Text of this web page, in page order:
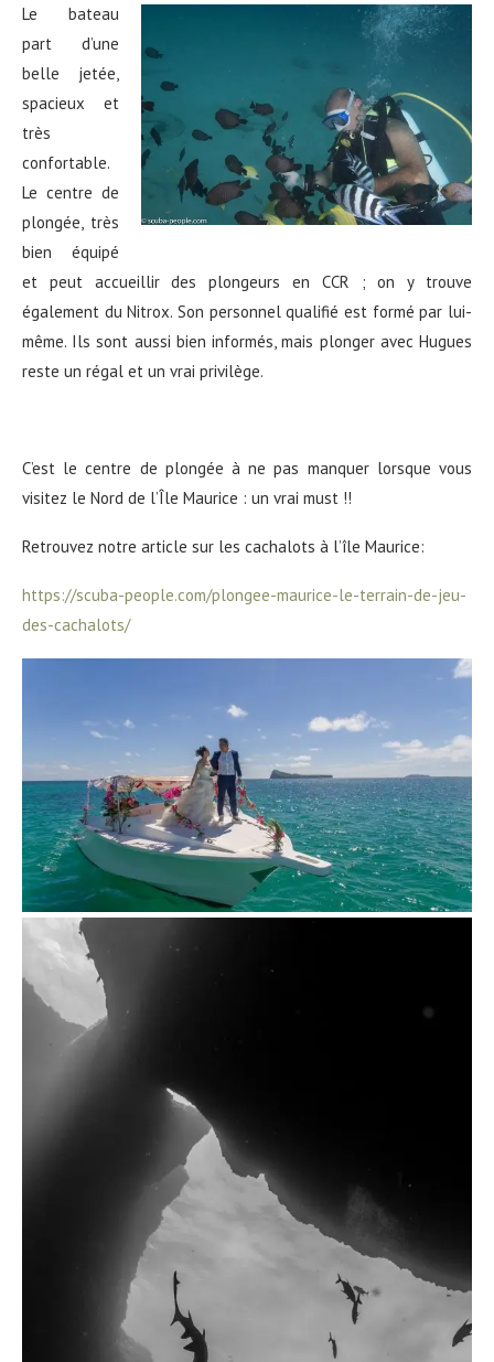
Le bateau
part d’une
belle jetée,
spacieux et
très
confortable.
Le centre de
plongée, très
bien équipé
et peut accueillir des plongeurs en CCR ; on y trouve
également du Nitrox. Son personnel qualifié est formé par lui-
même. Ils sont aussi bien informés, mais plonger avec Hugues
reste un régal et un vrai privilège.
C’est le centre de plongée à ne pas manquer lorsque vous
visitez le Nord de l’Île Maurice : un vrai must !!
Retrouvez notre article sur les cachalots à l’île Maurice:
https://scuba-people.com/plongee-maurice-le-terrain-de-jeu-
des-cachalots/